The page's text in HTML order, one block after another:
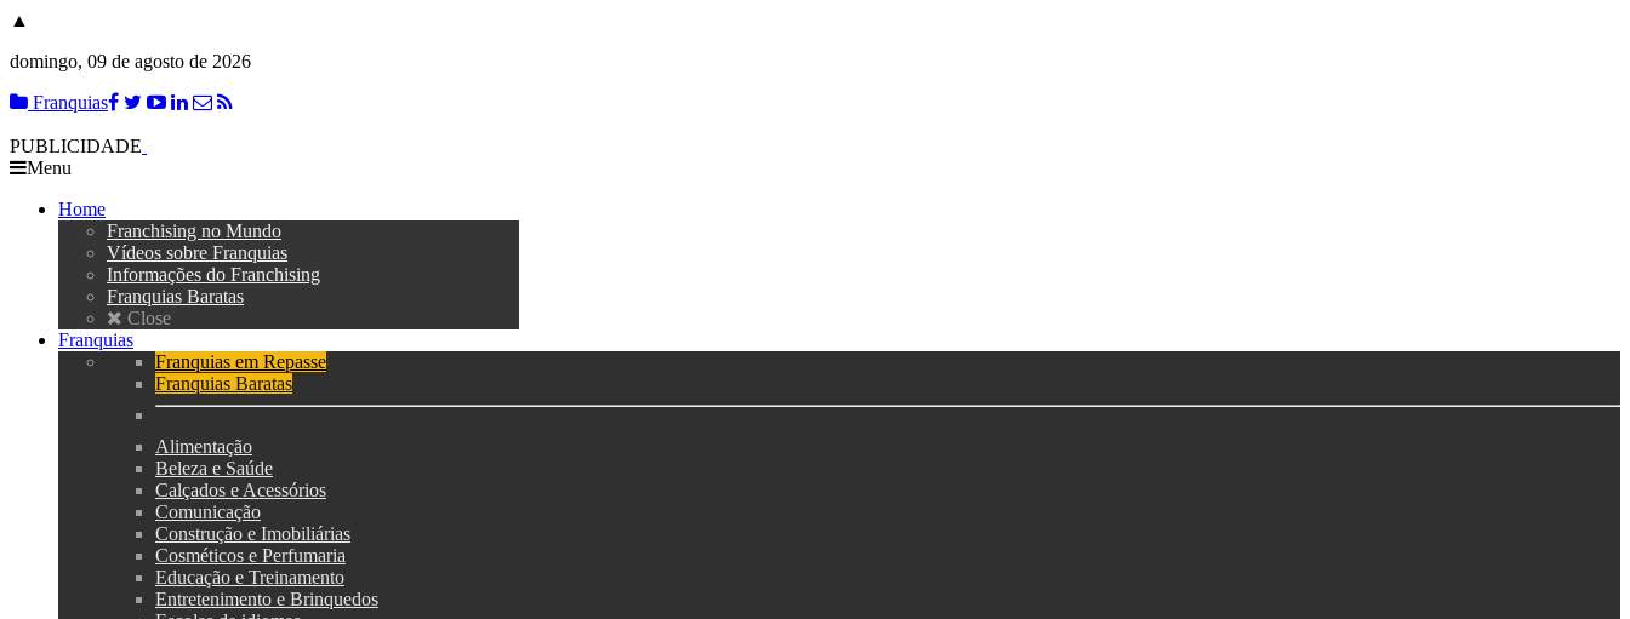
▲
domingo, 09 de agosto de 2026
Franquias
PUBLICIDADE
Menu
Home
Franchising no Mundo
Vídeos sobre Franquias
Informações do Franchising
Franquias Baratas
Close
Franquias
Franquias em Repasse
Franquias Baratas
Alimentação
Beleza e Saúde
Calçados e Acessórios
Comunicação
Construção e Imobiliárias
Cosméticos e Perfumaria
Educação e Treinamento
Entretenimento e Brinquedos